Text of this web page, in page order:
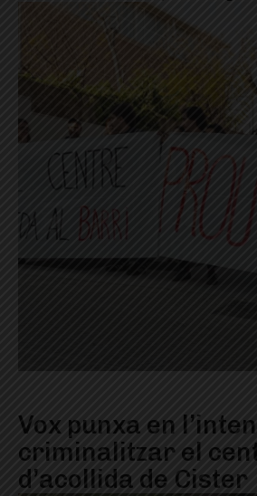
Vox punxa en
criminalitzar el
d’acollida de Cister